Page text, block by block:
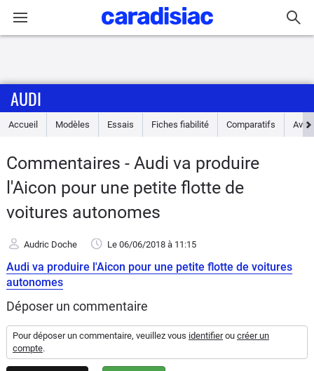
Accueil
Essais
Guide
d'achat
Electriques
Flottes
Auto
AUDI
Accueil Modèles Essais Fiches fiabilité Comparatifs Avis
Commentaires - Audi va produire
l'Aicon pour une petite flotte de
voitures autonomes
Audric Doche Le 06/06/2018 à 11:15
Audi va produire l'Aicon pour une petite flotte de voitures
autonomes
Déposer un commentaire
Pour déposer un commentaire, veuillez vous identifierou créer un
compte.